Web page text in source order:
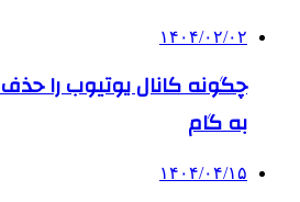
۱۴۰۴/۰۲/۰۲
چگونه کانال یوتیوب را
‌به‌ گام
۱۴۰۴/۰۴/۱۵